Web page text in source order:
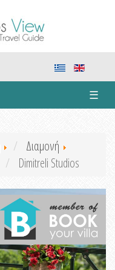
☰
Διαμονή
Dimitreli Studios